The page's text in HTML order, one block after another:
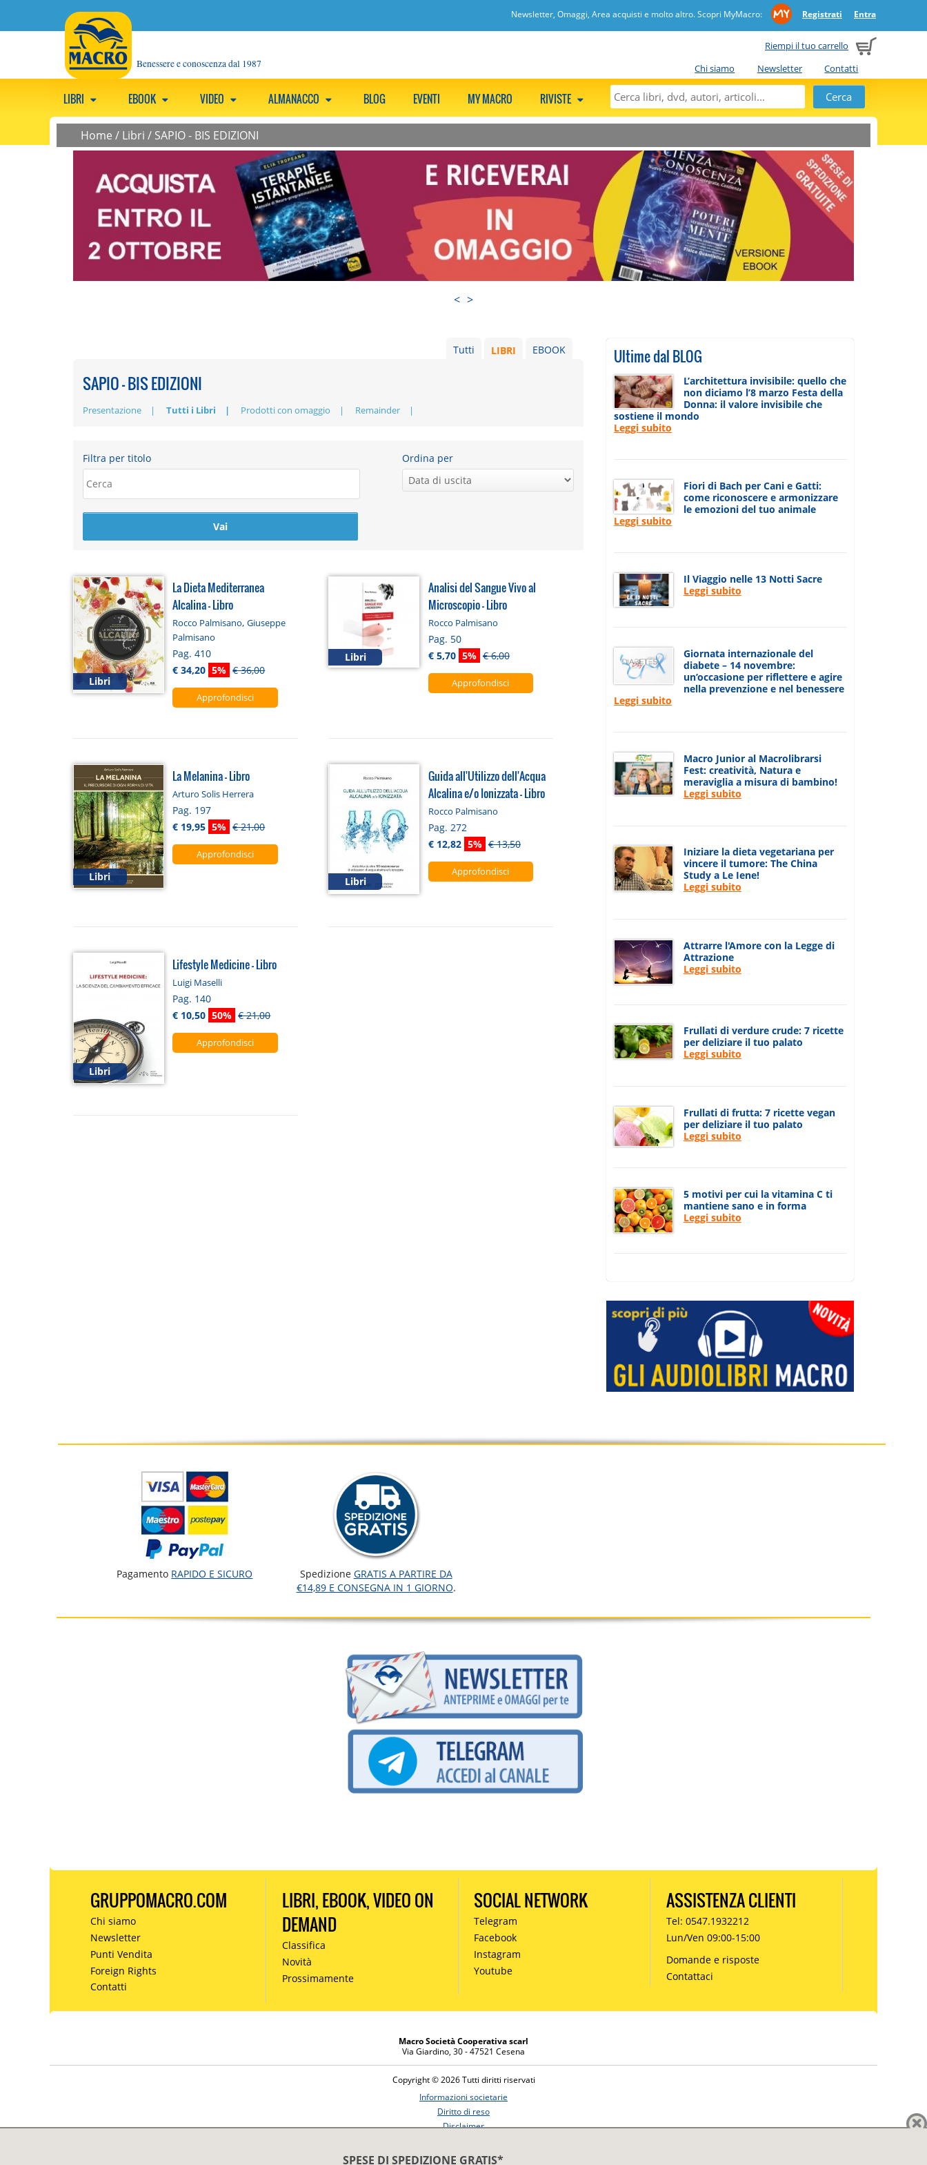
Newsletter, Omaggi, Area acquisti e molto altro. Scopri MyMacro: Registrati Entra
Riempi il tuo carrello
Chi siamo
Newsletter Contatti
Benessere e conoscenza dal 1987
LIBRI EBOOK VIDEO ALMANACCO BLOG EVENTI MY MACRO RIVISTE
SPESE DI SPEDIZIONE GRATIS*
Home / Libri / SAPIO - BIS EDIZIONI
< >
EBOOK
LIBRI
Tutti
SAPIO - BIS EDIZIONI
Presentazione Tutti i Libri Prodotti con omaggio Remainder
Filtra per titolo Ordina per
Libri
La Dieta Mediterranea
Alcalina - Libro
Rocco Palmisano,Giuseppe
Palmisano
Pag. 410
€ 34,20 5% € 36,00
Approfondisci
Libri
Analisi del Sangue Vivo al
Microscopio - Libro
Rocco Palmisano
Pag. 50
€ 5,70 5% € 6,00
Approfondisci
Libri
La Melanina - Libro
Arturo Solis Herrera
Pag. 197
€ 19,95 5% € 21,00
Approfondisci
Libri
Guida all'Utilizzo dell'Acqua
Alcalina e/o Ionizzata - Libro
Rocco Palmisano
Pag. 272
€ 12,82 5% € 13,50
Approfondisci
Libri
Lifestyle Medicine - Libro
Luigi Maselli
Pag. 140
€ 10,50 50% € 21,00
Approfondisci
Ultime dal BLOG
L’architettura invisibile: quello che
non diciamo l’8 marzo Festa della
Donna: il valore invisibile che
sostiene il mondo
Leggi subito
Fiori di Bach per Cani e Gatti:
come riconoscere e armonizzare
le emozioni del tuo animale
Leggi subito
Il Viaggio nelle 13 Notti Sacre
Leggi subito
Giornata internazionale del
diabete – 14 novembre:
un’occasione per riflettere e agire
nella prevenzione e nel benessere
Leggi subito
Macro Junior al Macrolibrarsi
Fest: creatività, Natura e
meraviglia a misura di bambino!
Leggi subito
Iniziare la dieta vegetariana per
vincere il tumore: The China
Study a Le Iene!
Leggi subito
Attrarre l'Amore con la Legge di
Attrazione
Leggi subito
Frullati di verdure crude: 7 ricette
per deliziare il tuo palato
Leggi subito
Frullati di frutta: 7 ricette vegan
per deliziare il tuo palato
Leggi subito
5 motivi per cui la vitamina C ti
mantiene sano e in forma
Leggi subito
Pagamento RAPIDO E SICURO Spedizione GRATIS A PARTIRE DA
€14,89 E CONSEGNA IN 1 GIORNO.
GRUPPOMACRO.COM
Chi siamo
Newsletter
Punti Vendita
Foreign Rights
Contatti
LIBRI, EBOOK, VIDEO ON
DEMAND
Classifica
Novità
Prossimamente
SOCIAL NETWORK
Telegram
Facebook
Instagram
Youtube
ASSISTENZA CLIENTI
Tel: 0547.1932212
Lun/Ven 09:00-15:00
Domande e risposte
Contattaci
Macro Società Cooperativa scarl
Via Giardino, 30 - 47521 Cesena
Copyright © 2026 Tutti diritti riservati
Informazioni societarie
Diritto di reso
Disclaimer